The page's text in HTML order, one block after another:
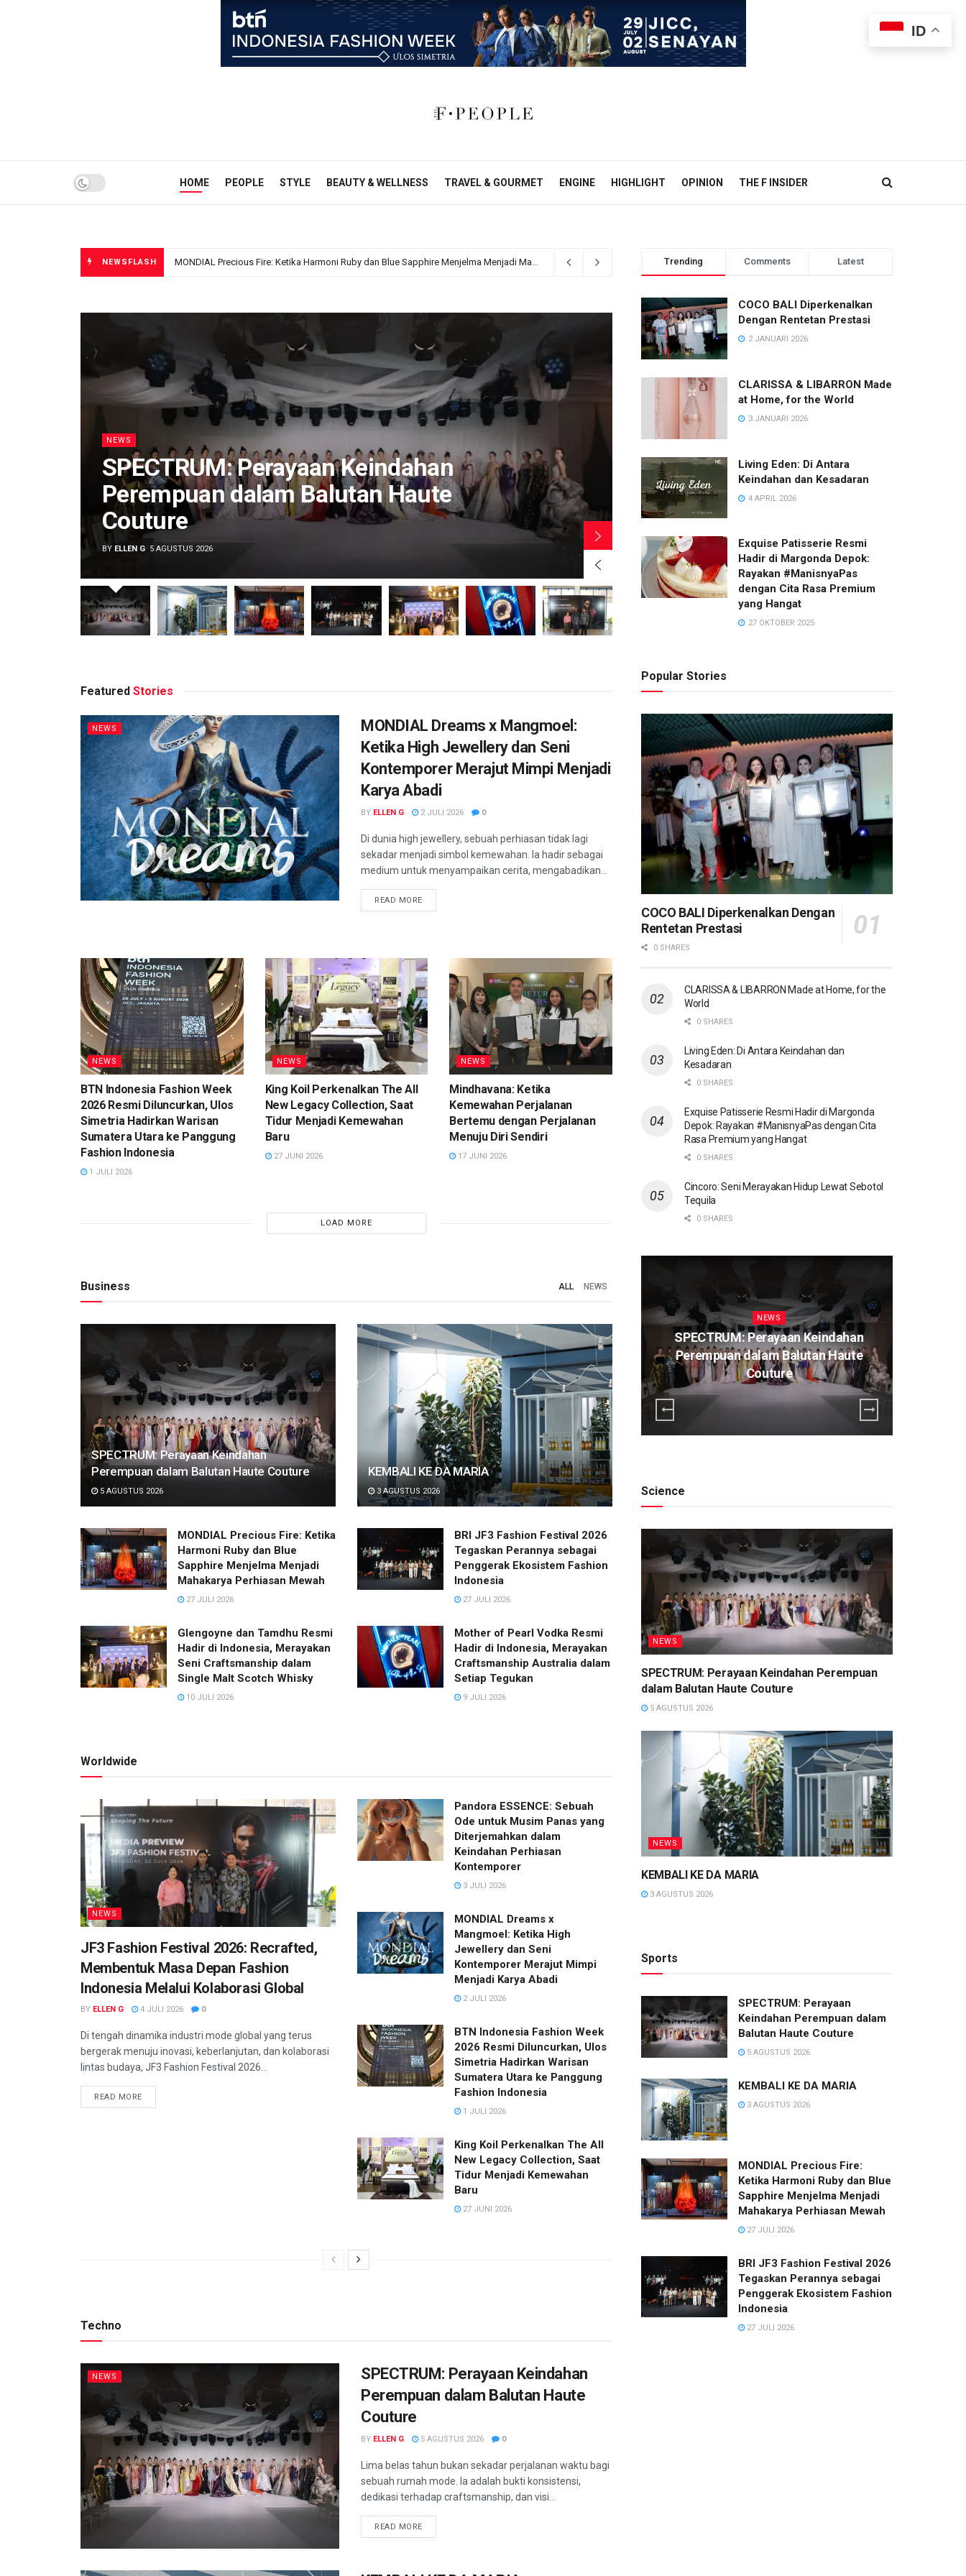
HOME PEOPLE STYLE BEAUTY & WELLNESS TRAVEL & GOURMET ENGINE HIGHLIGHT OPINION THE F INSIDER
NEWSFLASH MONDIAL Precious Fire: Ketika Harmoni Ruby dan Blue Sapphire Menjelma Menjadi Mahakarya Perhiasan Mewah 1 minggu ago
NEWS
SPECTRUM: Perayaan Keindahan
Perempuan dalam Balutan Haute
Couture
BY ELLEN G 5 AGUSTUS 2026
NEWS
KEMBALI KE DA MARIA
RACHEL OCTAVIA 3 AGUSTUS 2026
Featured Stories
NEWS
MONDIAL Dreams x Mangmoel:
Ketika High Jewellery dan Seni
Kontemporer Merajut Mimpi Menjadi
Karya Abadi
BY ELLEN G 2 JULI 2026 0
Di dunia high jewellery, sebuah perhiasan tidak lagi
sekadar menjadi simbol kemewahan. Ia hadir sebagai
medium untuk menyampaikan cerita, mengabadikan...
READ MORE
NEWS
BTN Indonesia Fashion Week
2026 Resmi Diluncurkan, Ulos
Simetria Hadirkan Warisan
Sumatera Utara ke Panggung
Fashion Indonesia
1 JULI 2026
NEWS
King Koil Perkenalkan The All
New Legacy Collection, Saat
Tidur Menjadi Kemewahan
Baru
27 JUNI 2026
NEWS
Mindhavana: Ketika
Kemewahan Perjalanan
Bertemu dengan Perjalanan
Menuju Diri Sendiri
17 JUNI 2026
LOAD MORE
Business ALL NEWS
SPECTRUM: Perayaan Keindahan
Perempuan dalam Balutan Haute Couture
5 AGUSTUS 2026
KEMBALI KE DA MARIA
3 AGUSTUS 2026
MONDIAL Precious Fire: Ketika
Harmoni Ruby dan Blue
Sapphire Menjelma Menjadi
Mahakarya Perhiasan Mewah
27 JULI 2026
BRI JF3 Fashion Festival 2026
Tegaskan Perannya sebagai
Penggerak Ekosistem Fashion
Indonesia
27 JULI 2026
Glengoyne dan Tamdhu Resmi
Hadir di Indonesia, Merayakan
Seni Craftsmanship dalam
Single Malt Scotch Whisky
10 JULI 2026
Mother of Pearl Vodka Resmi
Hadir di Indonesia, Merayakan
Craftsmanship Australia dalam
Setiap Tegukan
9 JULI 2026
Worldwide
NEWS
JF3 Fashion Festival 2026: Recrafted,
Membentuk Masa Depan Fashion
Indonesia Melalui Kolaborasi Global
BY ELLEN G 4 JULI 2026 0
Di tengah dinamika industri mode global yang terus
bergerak menuju inovasi, keberlanjutan, dan kolaborasi
lintas budaya, JF3 Fashion Festival 2026...
READ MORE
Pandora ESSENCE: Sebuah
Ode untuk Musim Panas yang
Diterjemahkan dalam
Keindahan Perhiasan
Kontemporer
3 JULI 2026
MONDIAL Dreams x
Mangmoel: Ketika High
Jewellery dan Seni
Kontemporer Merajut Mimpi
Menjadi Karya Abadi
2 JULI 2026
BTN Indonesia Fashion Week
2026 Resmi Diluncurkan, Ulos
Simetria Hadirkan Warisan
Sumatera Utara ke Panggung
Fashion Indonesia
1 JULI 2026
King Koil Perkenalkan The All
New Legacy Collection, Saat
Tidur Menjadi Kemewahan
Baru
27 JUNI 2026
Techno
NEWS
SPECTRUM: Perayaan Keindahan
Perempuan dalam Balutan Haute
Couture
BY ELLEN G 5 AGUSTUS 2026 0
Lima belas tahun bukan sekadar perjalanan waktu bagi
sebuah rumah mode. Ia adalah bukti konsistensi,
dedikasi terhadap craftsmanship, dan visi...
READ MORE
Trending Comments Latest
COCO BALI Diperkenalkan
Dengan Rentetan Prestasi
2 JANUARI 2026
CLARISSA & LIBARRON Made
at Home, for the World
3 JANUARI 2026
Living Eden: Di Antara
Keindahan dan Kesadaran
4 APRIL 2026
Exquise Patisserie Resmi
Hadir di Margonda Depok:
Rayakan #ManisnyaPas
dengan Cita Rasa Premium
yang Hangat
27 OKTOBER 2025
Popular Stories
COCO BALI Diperkenalkan Dengan
Rentetan Prestasi
0 SHARES
CLARISSA & LIBARRON Made at Home, for the
World
0 SHARES
Living Eden: Di Antara Keindahan dan
Kesadaran
0 SHARES
Exquise Patisserie Resmi Hadir di Margonda
Depok: Rayakan #ManisnyaPas dengan Cita
Rasa Premium yang Hangat
0 SHARES
Cincoro: Seni Merayakan Hidup Lewat Sebotol
Tequila
0 SHARES
Fire: Ketika
BRI JF3 Fashion Festival 2026
Tegaskan Perannya sebagai
Penggerak Ekosistem Fashion
Indonesia
Glengoyne dan Tamdhu Resmi Hadir di
Indonesia, Merayakan Seni
Craftsmanship dalam Single Malt
Scotch Whisky
NEWS
SPECTRUM: Perayaan Keindahan
Perempuan dalam Balutan Haute
Couture
Science
NEWS
SPECTRUM: Perayaan Keindahan Perempuan
dalam Balutan Haute Couture
5 AGUSTUS 2026
NEWS
KEMBALI KE DA MARIA
3 AGUSTUS 2026
Sports
SPECTRUM: Perayaan
Keindahan Perempuan dalam
Balutan Haute Couture
5 AGUSTUS 2026
KEMBALI KE DA MARIA
3 AGUSTUS 2026
MONDIAL Precious Fire:
Ketika Harmoni Ruby dan Blue
Sapphire Menjelma Menjadi
Mahakarya Perhiasan Mewah
27 JULI 2026
BRI JF3 Fashion Festival 2026
Tegaskan Perannya sebagai
Penggerak Ekosistem Fashion
Indonesia
27 JULI 2026
ID